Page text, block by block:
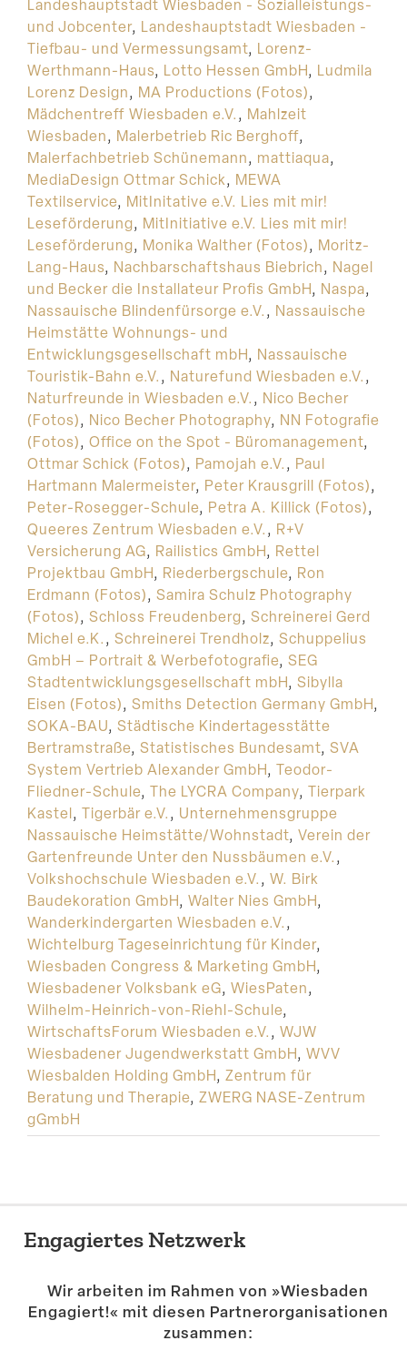
Landeshauptstadt Wiesbaden - Sozialleistungs-
und Jobcenter, Landeshauptstadt Wiesbaden -
Tiefbau- und Vermessungsamt, Lorenz-
Werthmann-Haus, Lotto Hessen GmbH, Ludmila
Lorenz Design, MA Productions (Fotos),
Mädchentreff Wiesbaden e.V., Mahlzeit
Wiesbaden, Malerbetrieb Ric Berghoff,
Malerfachbetrieb Schünemann, mattiaqua,
MediaDesign Ottmar Schick, MEWA
Textilservice, MitInitative e.V. Lies mit mir!
Leseförderung, MitInitiative e.V. Lies mit mir!
Leseförderung, Monika Walther (Fotos), Moritz-
Lang-Haus, Nachbarschaftshaus Biebrich, Nagel
und Becker die Installateur Profis GmbH, Naspa,
Nassauische Blindenfürsorge e.V., Nassauische
Heimstätte Wohnungs- und
Entwicklungsgesellschaft mbH, Nassauische
Touristik-Bahn e.V., Naturefund Wiesbaden e.V.,
Naturfreunde in Wiesbaden e.V., Nico Becher
(Fotos), Nico Becher Photography, NN Fotografie
(Fotos), Office on the Spot - Büromanagement,
Ottmar Schick (Fotos), Pamojah e.V., Paul
Hartmann Malermeister, Peter Krausgrill (Fotos),
Peter-Rosegger-Schule, Petra A. Killick (Fotos),
Queeres Zentrum Wiesbaden e.V., R+V
Versicherung AG, Railistics GmbH, Rettel
Projektbau GmbH, Riederbergschule, Ron
Erdmann (Fotos), Samira Schulz Photography
(Fotos), Schloss Freudenberg, Schreinerei Gerd
Michel e.K., Schreinerei Trendholz, Schuppelius
GmbH – Portrait & Werbefotografie, SEG
Stadtentwicklungsgesellschaft mbH, Sibylla
Eisen (Fotos), Smiths Detection Germany GmbH,
SOKA-BAU, Städtische Kindertagesstätte
Bertramstraße, Statistisches Bundesamt, SVA
System Vertrieb Alexander GmbH, Teodor-
Fliedner-Schule, The LYCRA Company, Tierpark
Kastel, Tigerbär e.V., Unternehmensgruppe
Nassauische Heimstätte/Wohnstadt, Verein der
Gartenfreunde Unter den Nussbäumen e.V.,
Volkshochschule Wiesbaden e.V., W. Birk
Baudekoration GmbH, Walter Nies GmbH,
Wanderkindergarten Wiesbaden e.V.,
Wichtelburg Tageseinrichtung für Kinder,
Wiesbaden Congress & Marketing GmbH,
Wiesbadener Volksbank eG, WiesPaten,
Wilhelm-Heinrich-von-Riehl-Schule,
WirtschaftsForum Wiesbaden e.V., WJW
Wiesbadener Jugendwerkstatt GmbH, WVV
Wiesbalden Holding GmbH, Zentrum für
Beratung und Therapie, ZWERG NASE-Zentrum
gGmbH
Engagiertes Netzwerk
Wir arbeiten im Rahmen von »Wiesbaden
Engagiert!« mit diesen Partner­or­ga­ni­sa­tionen
zusammen: